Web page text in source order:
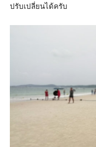
ปรับเปลี่ยนได้ครับ